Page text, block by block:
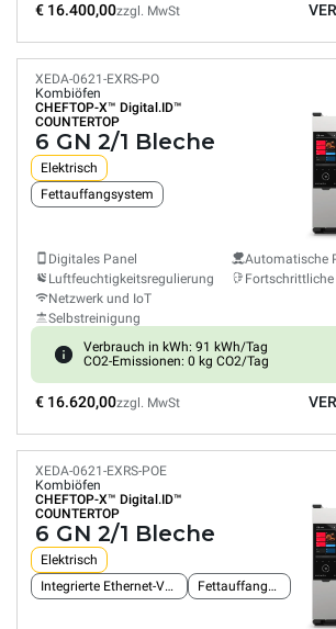
€ 16.400,00zzgl. MwSt
XEDA-0621-EXRS-PO
Kombiöfen
CHEFTOP-X™ Digital.ID™
COUNTERTOP
6 GN 2/1 Bleche
Elektrisch
Fettauffangsystem
Digitales Panel
Luftfeuchtigkeitsregulierung
Netzwerk und IoT
Selbstreinigung
Automatische
Verbrauch in kWh: 91 kWh/Tag
CO2-Emissionen: 0 kg CO2/Tag
€ 16.620,00zzgl. MwSt
XEDA-0621-EXRS-POE
Kombiöfen
CHEFTOP-X™ Digital.ID™
COUNTERTOP
6 GN 2/1 Bleche
Elektrisch
Integrierte Ethernet-Verbindung
Fettauffangsystem